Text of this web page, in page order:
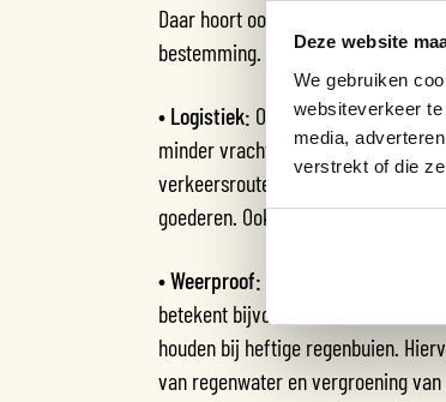
Deze website
We gebruiken
websiteverkeer
media,
verstrekt of die
Daar hoort ook het weghalen van
bestemming. Bijvoorbeeld groen,
• Logistiek: Om de
minder vrachtverkeer en
verkeersroutes, inrichting van de
goederen. Ook zijn we bezig met
• Weerproof: De Oude Pijp moet
betekent bijvoorbeeld dat er
houden bij heftige regenbuien.
van regenwater en vergroening